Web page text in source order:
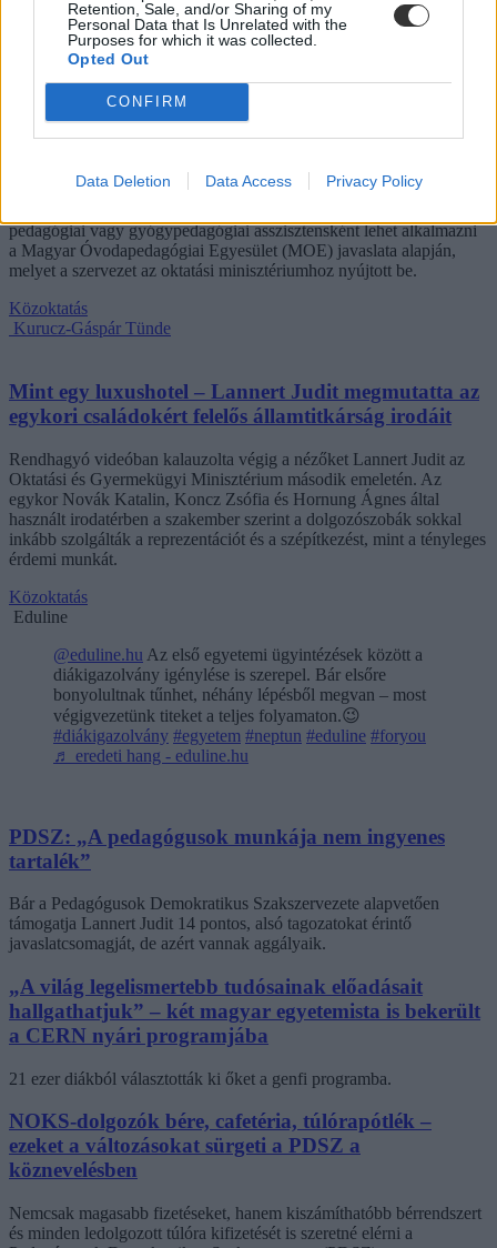
Retention, Sale, and/or Sharing of my
Personal Data that Is Unrelated with the
Purposes for which it was collected.
Opted Out
CONFIRM
Data Deletion Data Access Privacy Policy
tanévtől alkalmazhatják az ajánlásokat – írta Facebook-oldalán
Lannert Judit oktatási miniszter.
Közoktatás
Kurucz-Gáspár Tünde
Úgy néz ki, mégsem dolgozhatnak
óvodapedagógusként az óvodai nevelők
pedagógiai vagy gyógypedagógiai asszisztensként lehet alkalmazni
a Magyar Óvodapedagógiai Egyesület (MOE) javaslata alapján,
melyet a szervezet az oktatási minisztériumhoz nyújtott be.
Közoktatás
Kurucz-Gáspár Tünde
Mint egy luxushotel – Lannert Judit megmutatta az
egykori családokért felelős államtitkárság irodáit
Rendhagyó videóban kalauzolta végig a nézőket Lannert Judit az
Oktatási és Gyermekügyi Minisztérium második emeletén. Az
egykor Novák Katalin, Koncz Zsófia és Hornung Ágnes által
használt irodatérben a szakember szerint a dolgozószobák sokkal
inkább szolgálták a reprezentációt és a szépítkezést, mint a tényleges
érdemi munkát.
Közoktatás
Eduline
@eduline.hu Az első egyetemi ügyintézések között a
diákigazolvány igénylése is szerepel. Bár elsőre
bonyolultnak tűnhet, néhány lépésből megvan – most
végigvezetünk titeket a teljes folyamaton.😉
#diákigazolvány #egyetem #neptun #eduline #foryou
♬ eredeti hang - eduline.hu
PDSZ: „A pedagógusok munkája nem ingyenes
tartalék”
Bár a Pedagógusok Demokratikus Szakszervezete alapvetően
támogatja Lannert Judit 14 pontos, alsó tagozatokat érintő
javaslatcsomagját, de azért vannak aggályaik.
„A világ legelismertebb tudósainak előadásait
hallgathatjuk” – két magyar egyetemista is bekerült
a CERN nyári programjába
21 ezer diákból választották ki őket a genfi programba.
NOKS-dolgozók bére, cafetéria, túlórapótlék –
ezeket a változásokat sürgeti a PDSZ a
köznevelésben
Nemcsak magasabb fizetéseket, hanem kiszámíthatóbb bérrendszert
és minden ledolgozott túlóra kifizetését is szeretné elérni a